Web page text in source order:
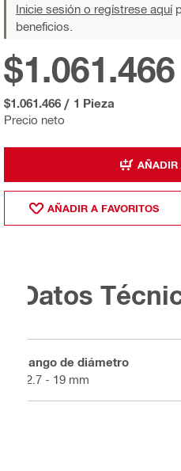
Inicie sesión o regístrese aquí
beneficios.
Precio neto
$1.061.466
$1.061.466 / 1 Pieza
AÑADIR
AÑADIR A FAVORITOS
Datos
Rango de diámetro
12.7 - 19 mm